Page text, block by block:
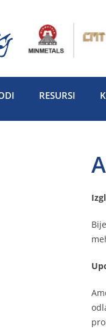
RESURSI